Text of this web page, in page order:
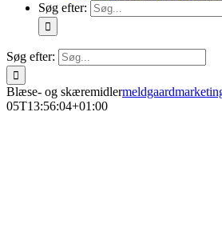
Søg efter:
Søg efter:
Blæse- og skæremidler
05T13:56:04+01:00